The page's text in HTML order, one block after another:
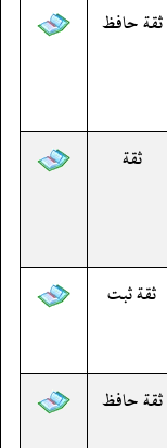
ثقة حافظ
ثقة
ثقة ثبت
ثقة حافظ